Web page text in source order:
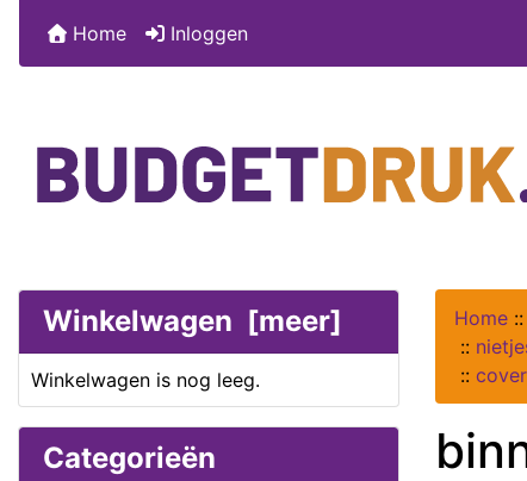
Home Inloggen
Winkelwagen [meer]
Winkelwagen is nog leeg.
Categorieën
Home ::
::
::